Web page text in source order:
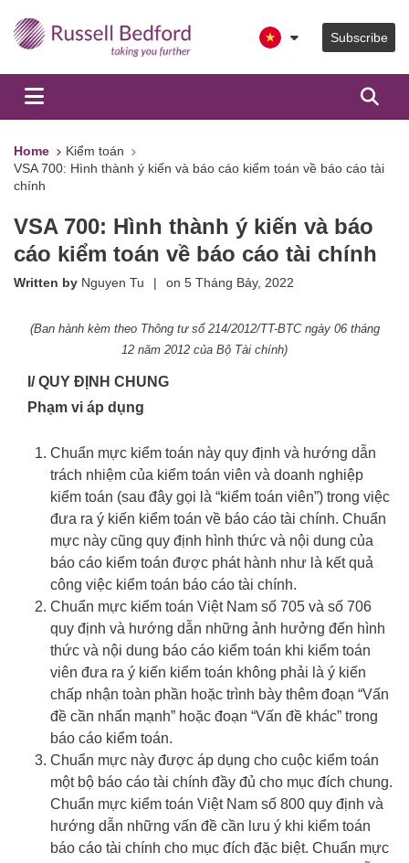
Subscribe
Home
Kiểm toán
VSA 700: Hình thành ý kiến và báo cáo kiểm toán về báo cáo tài
chính
VSA 700: Hình thành ý kiến và báo
cáo kiểm toán về báo cáo tài chính
Written by Nguyen Tu | on 5 Tháng Bảy, 2022
(Ban hành kèm theo Thông tư số 214/2012/TT-BTC ngày 06 tháng
12 năm 2012 của Bộ Tài chính)
I/ QUY ĐỊNH CHUNG
Phạm vi áp dụng
Chuẩn mực kiểm toán này quy định và hướng dẫn
trách nhiệm của kiểm toán viên và doanh nghiệp
kiểm toán (sau đây gọi là “kiểm toán viên”) trong việc
đưa ra ý kiến kiểm toán về báo cáo tài chính. Chuẩn
mực này cũng quy định hình thức và nội dung của
báo cáo kiểm toán được phát hành như là kết quả
công việc kiểm toán báo cáo tài chính.
Chuẩn mực kiểm toán Việt Nam số 705 và số 706
quy định và hướng dẫn những ảnh hưởng đến hình
thức và nội dung báo cáo kiểm toán khi kiểm toán
viên đưa ra ý kiến kiểm toán không phải là ý kiến
chấp nhận toàn phần hoặc trình bày thêm đoạn “Vấn
đề cần nhấn mạnh” hoặc đoạn “Vấn đề khác” trong
báo cáo kiểm toán.
Chuẩn mực này được áp dụng cho cuộc kiểm toán
một bộ báo cáo tài chính đầy đủ cho mục đích chung.
Chuẩn mực kiểm toán Việt Nam số 800 quy định và
hướng dẫn những vấn đề cần lưu ý khi kiểm toán
báo cáo tài chính cho mục đích đặc biệt. Chuẩn mực